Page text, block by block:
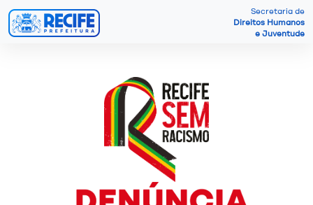
Secretaria de
Direitos Humanos
e Juventude